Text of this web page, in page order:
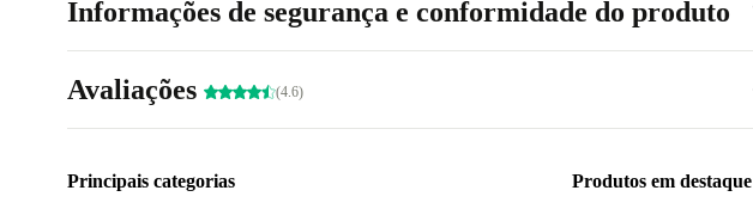
Informações de segurança e conformidade do produto
Avaliações (4.6)
Principais categorias Produtos em destaque